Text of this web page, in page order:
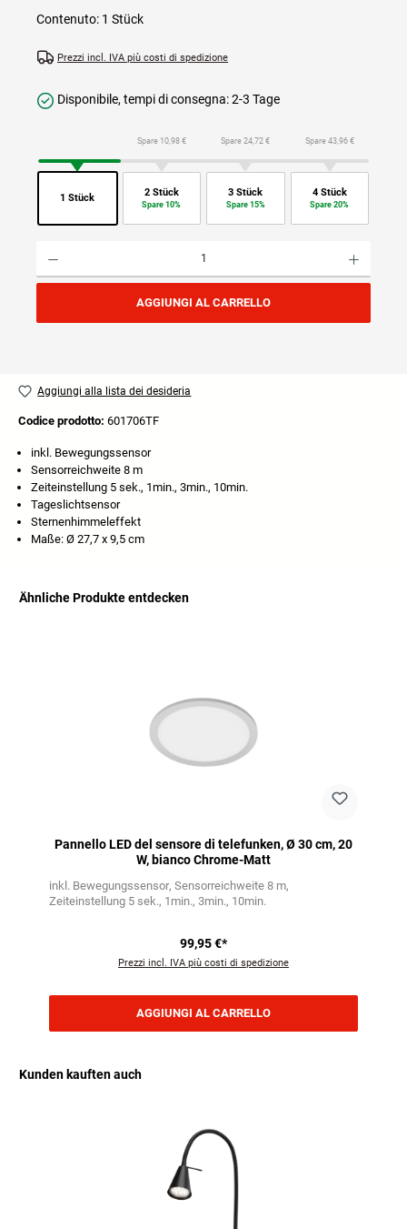
Contenuto: 1 Stück
Prezzi incl. IVA più costi di spedizione
Disponibile, tempi di consegna: 2-3 Tage
1 Stück
Spare 10,98 €
2 Stück
Spare 10%
Spare 24,72 €
3 Stück
Spare 15%
Spare 43,96 €
4 Stück
Spare 20%
AGGIUNGI AL CARRELLO
Aggiungi alla lista dei desideria
Codice prodotto: 601706TF
inkl. Bewegungssensor
Sensorreichweite 8 m
Zeiteinstellung 5 sek., 1min., 3min., 10min.
Tageslichtsensor
Sternenhimmeleffekt
Maße: Ø 27,7 x 9,5 cm
Ähnliche Produkte entdecken
Pannello LED del sensore di telefunken, Ø 30 cm, 20
W, bianco Chrome-Matt
inkl. Bewegungssensor Sensorreichweite 8 m
Zeiteinstellung 5 sek., 1min., 3min., 10min.
99,95 €*
Prezzi incl. IVA più costi di spedizione
AGGIUNGI AL CARRELLO
Kunden kauften auch